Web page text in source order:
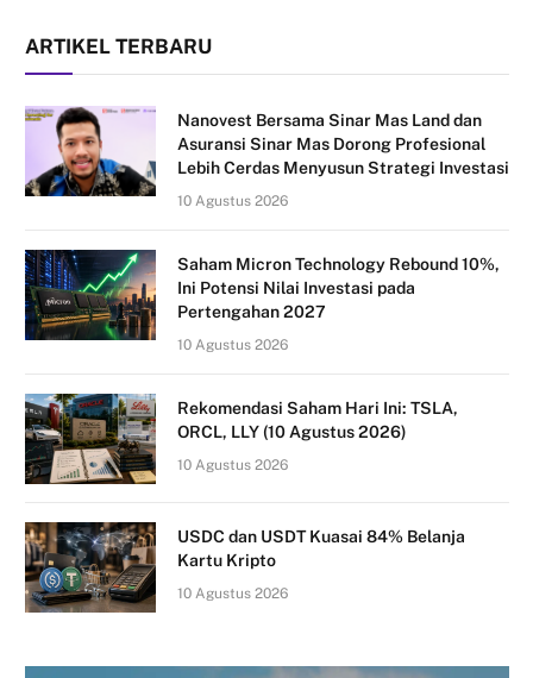
ARTIKEL TERBARU
Nanovest Bersama Sinar Mas Land dan
Asuransi Sinar Mas Dorong Profesional
Lebih Cerdas Menyusun Strategi Investasi
10 Agustus 2026
Saham Micron Technology Rebound 10%,
Ini Potensi Nilai Investasi pada
Pertengahan 2027
10 Agustus 2026
Rekomendasi Saham Hari Ini: TSLA,
ORCL, LLY (10 Agustus 2026)
10 Agustus 2026
USDC dan USDT Kuasai 84% Belanja
Kartu Kripto
10 Agustus 2026